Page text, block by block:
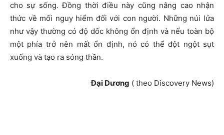
cho sự sống. Đồng thời điều này cũng nâng cao nhận
thức về mối nguy hiểm đối với con người. Những núi lửa
như vậy thường có độ dốc không ổn định và nếu toàn bộ
một phía trở nên mất ổn định, nó có thể đột ngột sụt
xuống và tạo ra sóng thần.
Đại Dương ( theo Discovery News)